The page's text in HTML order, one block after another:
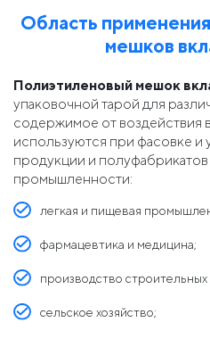
по индивидуальному заказу.
Область
мешков
Полиэтиленовый мешок
упаковочной тарой для
содержимое от
используются при фасовке и
продукции и полуфабрикатов
промышленности:
легкая и пищевая
фармацевтика и медицина;
производство
сельское хозяйство;